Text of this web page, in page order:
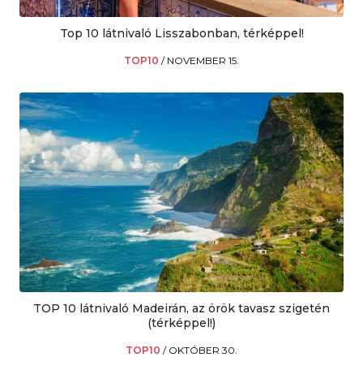
Top 10 látnivaló Lisszabonban, térképpel!
TOP10 / NOVEMBER 15.
TOP 10 látnivaló Madeirán, az örök tavasz szigetén
(térképpel!)
TOP10 / OKTÓBER 30.